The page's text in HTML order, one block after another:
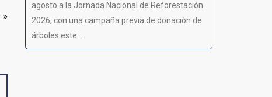
agosto a la Jornada Nacional de Reforestación
2026, con una campaña previa de donación de
árboles este...